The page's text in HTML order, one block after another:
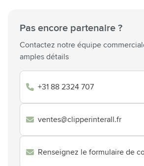
Pas encore partenaire ?
Contactez notre équipe
amples détails
+31 88 2324 707
ventes@clipperinterall.fr
Renseignez le formulaire de